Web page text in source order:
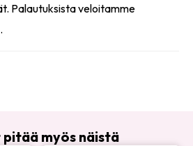
Palautuksista veloitamme
myös näistä